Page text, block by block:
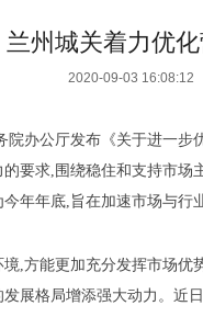
兰州城关着力优
2020-09-03 16:08:12
院办公厅发布《关于进一步
要求,围绕稳住和支持市场
年年底,旨在加速市场与行
境,方能更加充分发挥市场优
发展格局增添强大动力。近